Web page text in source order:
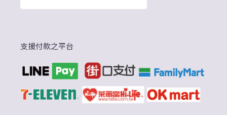
支援付款之平台